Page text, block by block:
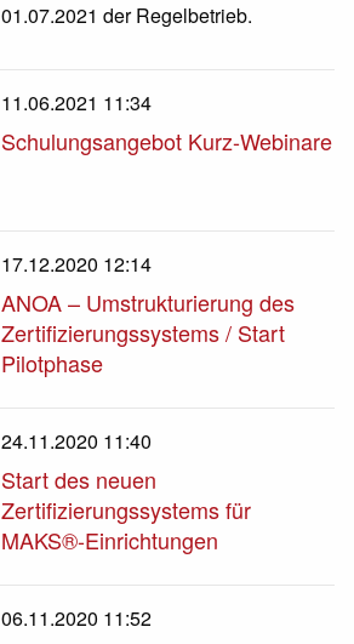
01.07.2021 der Regelbetrieb.
11.06.2021 11:34
Schulungsangebot Kurz-Webinare
17.12.2020 12:14
ANOA – Umstrukturierung des
Zertifizierungssystems / Start
Pilotphase
24.11.2020 11:40
Start des neuen
Zertifizierungssystems für
MAKS®-Einrichtungen
06.11.2020 11:52